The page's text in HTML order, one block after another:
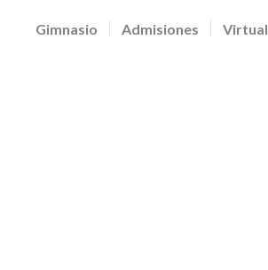
Gimnasio Admisiones Virtual